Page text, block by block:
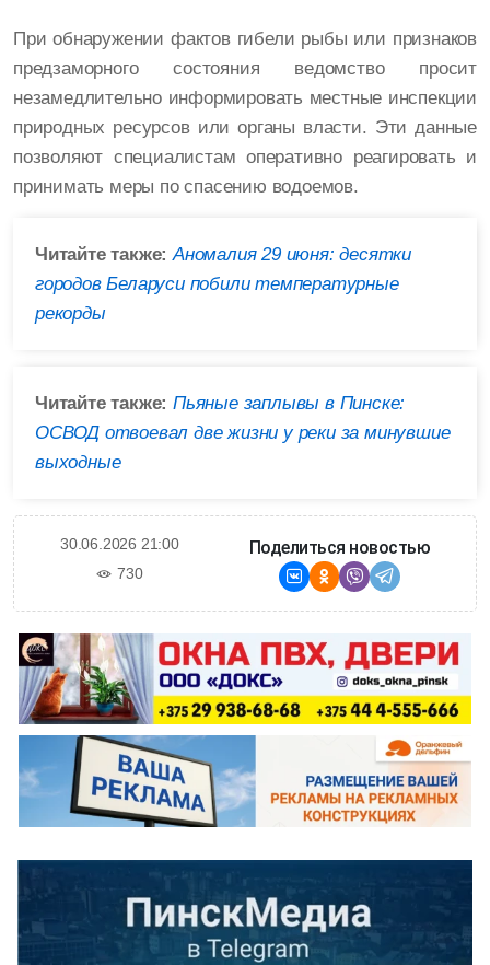
При обнаружении фактов гибели рыбы или признаков
предзаморного состояния ведомство просит
незамедлительно информировать местные инспекции
природных ресурсов или органы власти. Эти данные
позволяют специалистам оперативно реагировать и
принимать меры по спасению водоемов.
Читайте также:Аномалия 29 июня: десятки
городов Беларуси побили температурные
рекорды
Читайте также: Пьяные заплывы в Пинске:
ОСВОД отвоевал две жизни у реки за минувшие
выходные
30.06.2026 21:00
730
Поделиться новостью